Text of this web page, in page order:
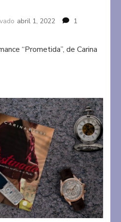
abril 1, 2022
1
“Prometida”, de Carina